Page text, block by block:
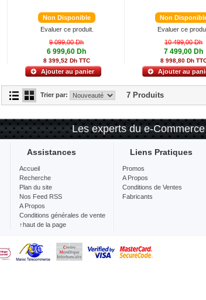
Non Disponible
Evaluer ce produit.
9 099,00 Dh
6 999,60 Dh
8 399,52 Dh TTC
Ajouter au panier
Non
Evaluer ce
10 499,00 Dh
7 499,00 Dh
8 998,80 Dh
Ajouter au
Trier par: 7 Produits
Les experts du e-
Assistances
Accueil
Recherche
Plan du site
Nos Feed RSS
A Propos
Conditions générales de vente
↑haut de la page
Liens Pratiques
Promos
A Propos
Conditions de Ventes
Fabricants